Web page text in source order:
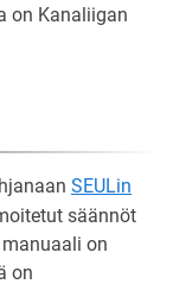
on Kanaliigan
SEULin
säännöt
on
on